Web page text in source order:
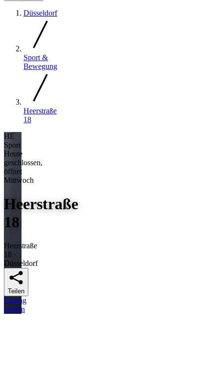
Düsseldorf
Sport &
Bewegung
Heerstraße
18
HE
Sport
Heute
geschlossen,
öffnet
Mittwoch
Heerstraße
18
Heerstraße
18 ·
Düsseldorf
Teilen
Eintrag
ändern